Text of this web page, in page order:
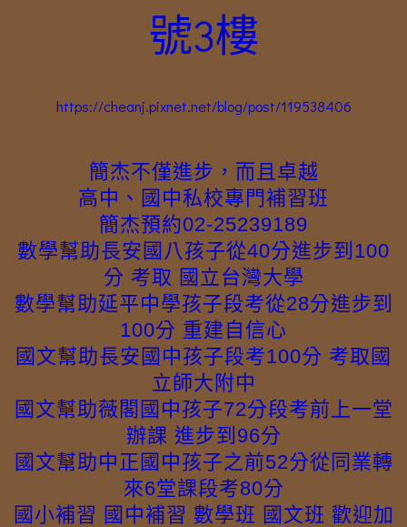
號3樓
https://cheanj.pixnet.net/blog/post/119538406
簡杰不僅進步，而且卓越
高中、國中私校專門補習班
簡杰預約02-25239189
數學幫助長安國八孩子從40分進步到100
分 考取 國立台灣大學
數學幫助延平中學孩子段考從28分進步到
100分 重建自信心
國文幫助長安國中孩子段考100分 考取國
立師大附中
國文幫助薇閣國中孩子72分段考前上一堂
辦課 進步到96分
國文幫助中正國中孩子之前52分從同業轉
來6堂課段考80分
國小補習 國中補習 數學班 國文班 歡迎加